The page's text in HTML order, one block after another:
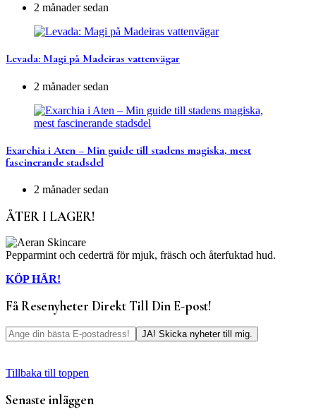
2 månader sedan
Levada: Magi på Madeiras vattenvägar
2 månader sedan
Exarchia i Aten – Min guide till stadens magiska, mest
fascinerande stadsdel
2 månader sedan
ÅTER I LAGER!
Pepparmint och cederträ för mjuk, fräsch och återfuktad hud.
KÖP HÄR!
Få Resenyheter Direkt Till Din E-post!
Tillbaka till toppen
Senaste inläggen